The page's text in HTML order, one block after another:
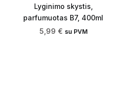
Lyginimo skystis,
parfumuotas B7, 400ml
5,99 € su PVM